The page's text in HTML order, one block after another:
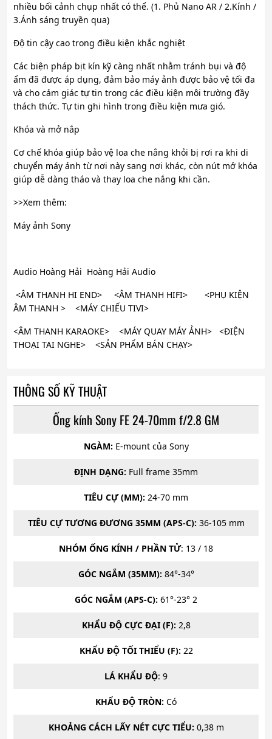
nhiều bối cảnh chụp nhất có thể. (1. Phủ Nano AR / 2.Kính /
3.Ánh sáng truyền qua)
Độ tin cậy cao trong điều kiện khắc nghiệt
Các biện pháp bịt kín kỹ càng nhất nhằm tránh bụi và độ
ẩm đã được áp dụng, đảm bảo máy ảnh được bảo vệ tối đa
và cho cảm giác tự tin trong các điều kiện môi trường đầy
thách thức. Tự tin ghi hình trong điều kiện mưa gió.
Khóa và mở nắp
Cơ chế khóa giúp bảo vệ loa che nắng khỏi bị rơi ra khi di
chuyển máy ảnh từ nơi này sang nơi khác, còn nút mở khóa
giúp dễ dàng tháo và thay loa che nắng khi cần.
>>Xem thêm:
Máy ảnh Sony
Audio Hoàng Hải Hoàng Hải Audio
<ÂM THANH HI END> <ÂM THANH HIFI> <PHỤ KIỆN
ÂM THANH > <MÁY CHIẾU TIVI>
<ÂM THANH KARAOKE> <MÁY QUAY MÁY ẢNH> <ĐIỆN
THOẠI TAI NGHE> <SẢN PHẨM BÁN CHẠY>
THÔNG SỐ KỸ THUẬT
Ống kính Sony FE 24-70mm f/2.8 GM
NGÀM: E-mount của Sony
ĐỊNH DẠNG: Full frame 35mm
TIÊU CỰ (MM): 24-70 mm
TIÊU CỰ TƯƠNG ĐƯƠNG 35MM (APS-C): 36-105 mm
NHÓM ỐNG KÍNH / PHẦN TỬ: 13 / 18
GÓC NGẮM (35MM): 84°-34°
GÓC NGẮM (APS-C): 61°-23° 2
KHẨU ĐỘ CỰC ĐẠI (F): 2,8
KHẨU ĐỘ TỐI THIỂU (F): 22
LÁ KHẨU ĐỘ: 9
KHẨU ĐỘ TRÒN: Có
KHOẢNG CÁCH LẤY NÉT CỰC TIỂU: 0,38 m